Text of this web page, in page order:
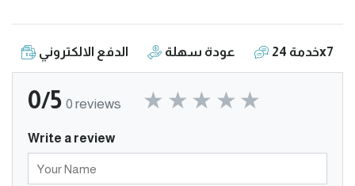
الدفع الالكتروني عودة سهلة خدمة 24x7
0/5 0 reviews
Write a review